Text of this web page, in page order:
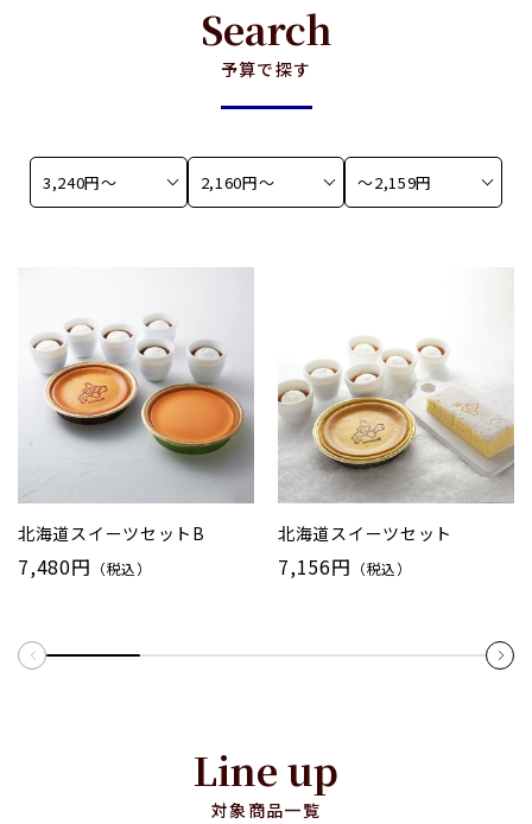
Search
予算で探す
3,240円〜 2,160円〜 〜2,159円
北海道スイーツセットB
7,480円 （税込）
北海道スイーツセット
7,156円 （税込）
Line up
対象商品一覧